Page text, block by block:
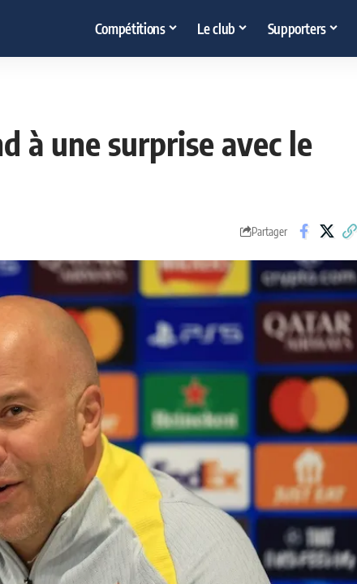
Compétitions Le club Supporters
à une surprise avec le
Partager